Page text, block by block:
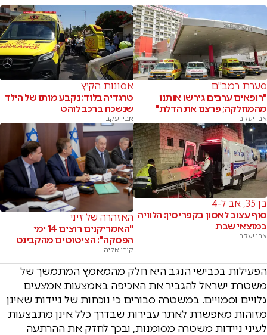
סערת רמב"ם
"רופאים ערבים גירשו אותנו
מהמחלקה; פרצנו את הדלת"
אבי יעקב
אסונות הקיץ
טרגדיה בלוד: נקבע מותו של הילד
שנשכח ברכב לוהט
אבי יעקב
בן 35, אב ל-4
סוף עצוב לאסון בקפריסין: הלוויה
במוצאי שבת
אבי יעקב
האזהרה של זיני
"האמריקנים רוצים 14 ימי
הפסקה": הציטוטים מהקבינט
קובי אליה
הפעילות בכבישי הנגב היא חלק מהמאמץ המתמשך של
משטרת ישראל להגביר את האכיפה באמצעות אמצעים
גלויים וסמויים. במשטרה סבורים כי נוכחות של ניידות שאינן
מזוהות מאפשרת לאתר עבירות שבדרך כלל אינן מתבצעות
לעיני ניידות משטרה מסומנות, ובכך לחזק את ההרתעה